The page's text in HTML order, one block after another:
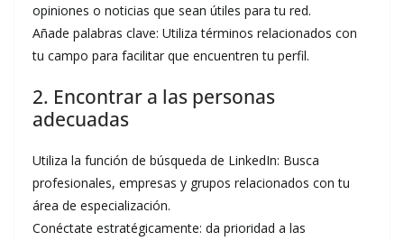
opiniones o noticias que sean útiles para tu red.
Añade palabras clave: Utiliza términos relacionados con
tu campo para facilitar que encuentren tu perfil.
2. Encontrar a las personas
adecuadas
Utiliza la función de búsqueda de LinkedIn: Busca
profesionales, empresas y grupos relacionados con tu
área de especialización.
Conéctate estratégicamente: da prioridad a las